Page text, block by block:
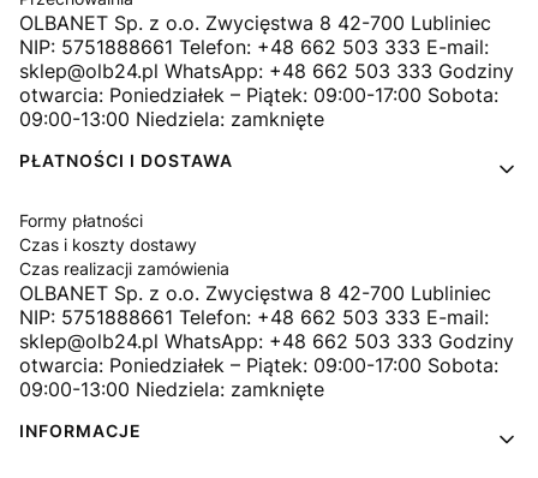
OLBANET Sp. z o.o. Zwycięstwa 8 42-700 Lubliniec
NIP: 5751888661 Telefon: +48 662 503 333 E-mail:
sklep@olb24.pl WhatsApp: +48 662 503 333 Godziny
otwarcia: Poniedziałek – Piątek: 09:00-17:00 Sobota:
09:00-13:00 Niedziela: zamknięte
PŁATNOŚCI I DOSTAWA
Formy płatności
Czas i koszty dostawy
Czas realizacji zamówienia
OLBANET Sp. z o.o. Zwycięstwa 8 42-700 Lubliniec
NIP: 5751888661 Telefon: +48 662 503 333 E-mail:
sklep@olb24.pl WhatsApp: +48 662 503 333 Godziny
otwarcia: Poniedziałek – Piątek: 09:00-17:00 Sobota:
09:00-13:00 Niedziela: zamknięte
INFORMACJE